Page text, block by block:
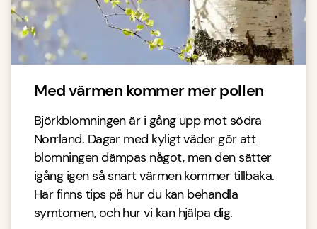
Med värmen kommer mer pollen
Björkblomningen är i gång upp mot södra
Norrland. Dagar med kyligt väder gör att
blomningen dämpas något, men den sätter
igång igen så snart värmen kommer tillbaka.
Här finns tips på hur du kan behandla
symtomen, och hur vi kan hjälpa dig.